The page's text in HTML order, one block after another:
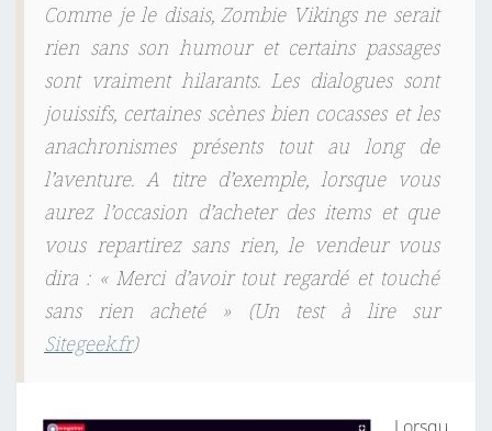
Comme je le disais, Zombie Vikings ne serait
rien sans son humour et certains passages
sont vraiment hilarants. Les dialogues sont
jouissifs, certaines scènes bien cocasses et les
anachronismes présents tout au long de
l’aventure. A titre d’exemple, lorsque vous
aurez l’occasion d’acheter des items et que
vous repartirez sans rien, le vendeur vous
dira : « Merci d’avoir tout regardé et touché
sans rien acheté » (Un test à lire sur
Sitegeek.fr)